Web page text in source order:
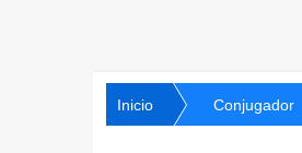
Inicio Conjugador